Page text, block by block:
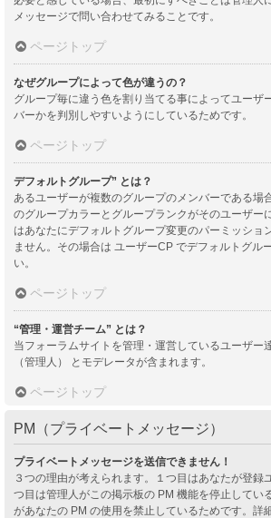
メッセージで問い合わせてみることです。
ページトップ
なぜグループによって色が違うの？
グループ毎に違う色を割り当てる事によってユーザ
バーかを判別しやすいようにしているためです。
ページトップ
デフォルトグループ” とは？
あるユーザーが複数のグループのメンバーである場
のグループカラーとグループランクがそのユーザー
はあなたにデフォルトグループ変更のパーミッショ
ません。その場合は ユーザーCP でデフォルトグル
い。
ページトップ
“管理・運営チーム” とは？
当フォーラムサイトを管理・運営しているユーザー
（管理人） とモデレータが含まれます。
ページトップ
PM（プライベートメッセージ）
プライベートメッセージを送信できません！
３つの理由が考えられます。１つ目はあなたが登録
つ目は管理人がこの掲示板の PM 機能を停止してい
があなたの PM の使用を禁止しているためです。詳